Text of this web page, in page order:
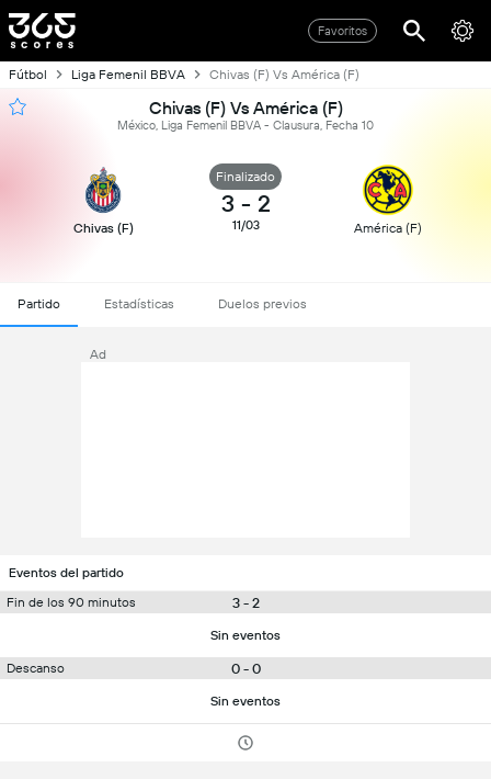
Favoritos
Fútbol Liga Femenil BBVA Chivas (F) Vs América (F)
Chivas (F) Vs América (F)
México, Liga Femenil BBVA - Clausura, Fecha 10
Chivas (F)
Finalizado
3 - 2
11/03 América (F)
Partido Estadísticas Duelos previos
Ad
Eventos del partido
Fin de los 90 minutos
3 - 2
Sin eventos
Descanso 0 - 0
Sin eventos